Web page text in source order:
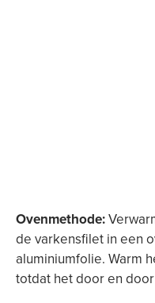
Ovenmethode:
de varkensfilet in een
aluminiumfolie. Warm
totdat het door en